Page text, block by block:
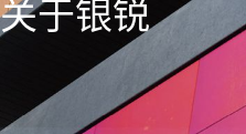
关于银锐